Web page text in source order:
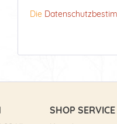
Die
SHOP SERVICE